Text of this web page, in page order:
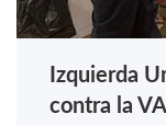
Izquierda
contra la